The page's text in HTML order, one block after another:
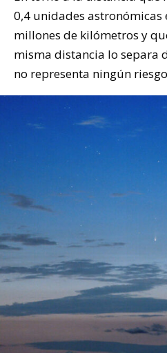
0,4 unidades astronómicas
millones de kilómetros y
misma distancia lo separa
no representa ningún